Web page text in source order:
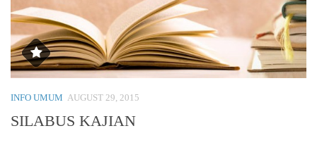
INFO UMUM AUGUST 29, 2015
SILABUS KAJIAN